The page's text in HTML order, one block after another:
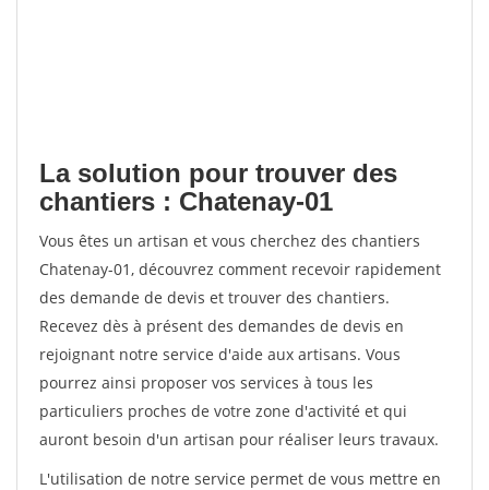
La solution pour trouver des
chantiers : Chatenay-01
Vous êtes un artisan et vous cherchez des chantiers
Chatenay-01, découvrez comment recevoir rapidement
des demande de devis et trouver des chantiers.
Recevez dès à présent des demandes de devis en
rejoignant notre service d'aide aux artisans. Vous
pourrez ainsi proposer vos services à tous les
particuliers proches de votre zone d'activité et qui
auront besoin d'un artisan pour réaliser leurs travaux.
L'utilisation de notre service permet de vous mettre en